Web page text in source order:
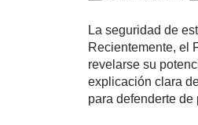
La seguridad de
Recientemente, el
revelarse su
explicación clara
para defenderte